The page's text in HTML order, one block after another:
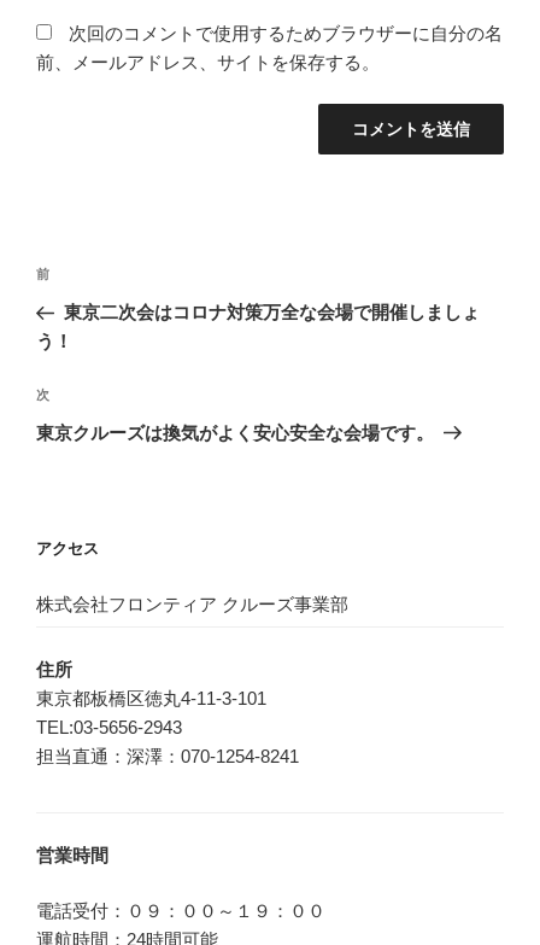
次回のコメントで使用するためブラウザーに自分の名
前、メールアドレス、サイトを保存する。
投
ナ
ゲ
ー
前
の
投
前
東京二次会はコロナ対策万全な会場で開催しましょ
う！
次
の
次
東京クルーズは換気がよく安心安全な会場です。
アクセス
株式会社フロンティア クルーズ事業部
住所
東京都板橋区徳丸4-11-3-101
TEL:03-5656-2943
担当直通：深澤：070-1254-8241
営業時間
電話受付：０９：００～１９：００
運航時間：24時間可能